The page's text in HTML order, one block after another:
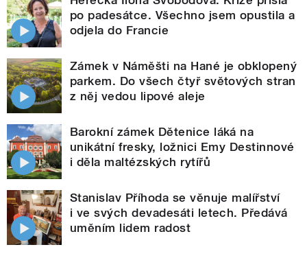
po padesátce. Všechno jsem opustila a
odjela do Francie
Zámek v Náměšti na Hané je obklopený
parkem. Do všech čtyř světových stran
z něj vedou lipové aleje
Barokní zámek Dětenice láká na
unikátní fresky, ložnici Emy Destinnové
i děla maltézských rytířů
Stanislav Příhoda se věnuje malířství
i ve svých devadesáti letech. Předává
uměním lidem radost